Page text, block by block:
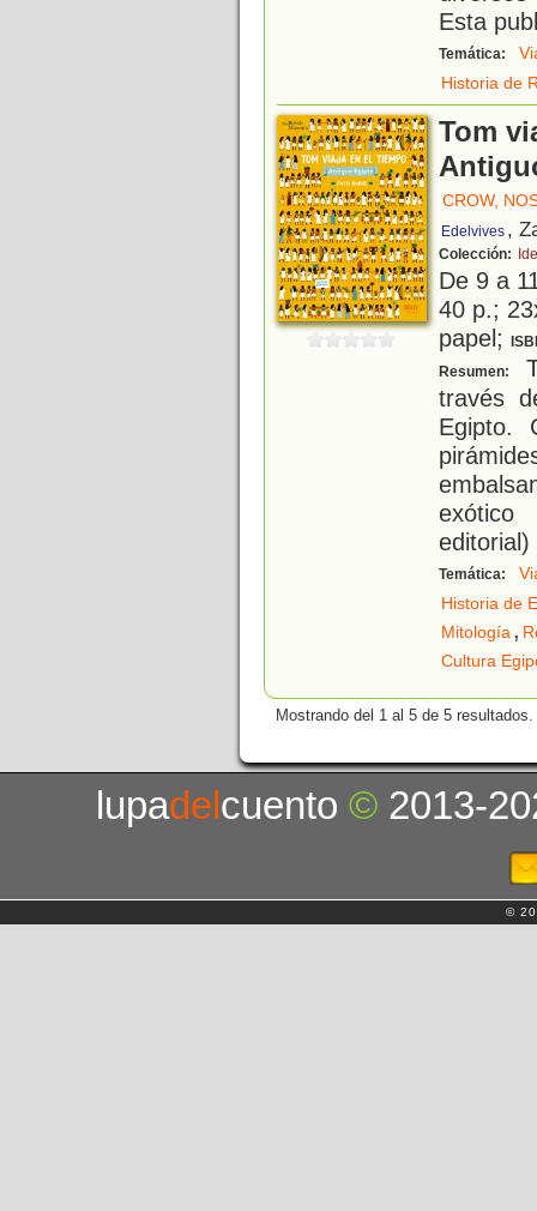
Esta
Temática:
Historia de
Tom
CROW,
Edelvives ,
Colección:
De 9 a
40 p.;
papel;
Resumen:
través
Egipto.
editorial)
Temática:
Historia de
Mitología,
Cultura
Mostrando del 1 al 5 de 5 resultados.
lupadelcuento© 2013-
©